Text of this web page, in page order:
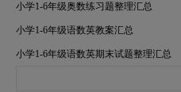
小学1-6年级奥数练习题整理汇总
小学1-6年级语数英教案汇总
小学1-6年级语数英期末试题整理汇总